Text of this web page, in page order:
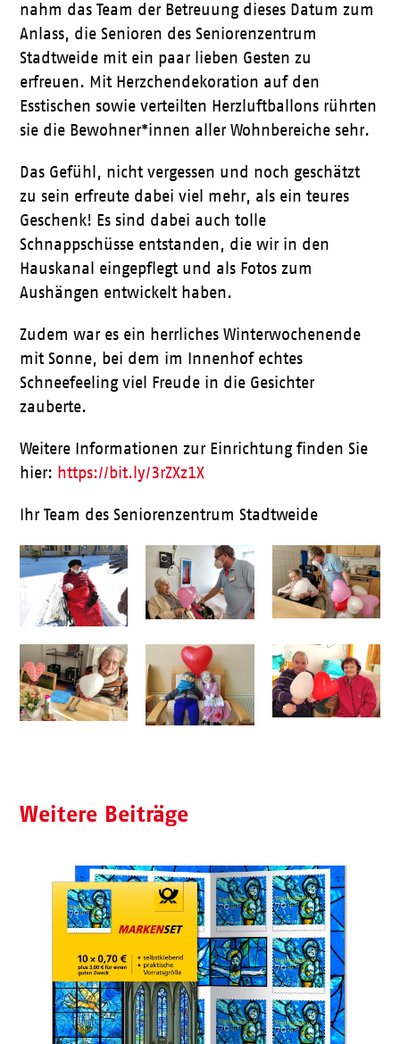
nahm das Team der Betreuung dieses Datum zum
Anlass, die Senioren des Seniorenzentrum
Stadtweide mit ein paar lieben Gesten zu
erfreuen. Mit Herzchendekoration auf den
Esstischen sowie verteilten Herzluftballons rührten
sie die Bewohner*innen aller Wohnbereiche sehr.
Das Gefühl, nicht vergessen und noch geschätzt
zu sein erfreute dabei viel mehr, als ein teures
Geschenk! Es sind dabei auch tolle
Schnappschüsse entstanden, die wir in den
Hauskanal eingepflegt und als Fotos zum
Aushängen entwickelt haben.
Zudem war es ein herrliches Winterwochenende
mit Sonne, bei dem im Innenhof echtes
Schneefeeling viel Freude in die Gesichter
zauberte.
Weitere Informationen zur Einrichtung finden Sie
hier: https://bit.ly/3rZXz1X
Ihr Team des Seniorenzentrum Stadtweide
Weitere Beiträge